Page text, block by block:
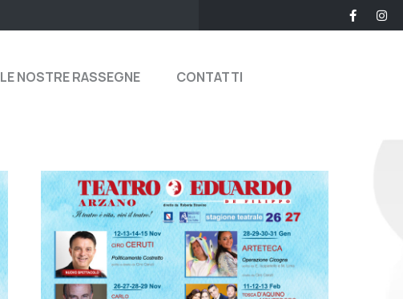
LE NOSTRE RASSEGNE CONTATTI